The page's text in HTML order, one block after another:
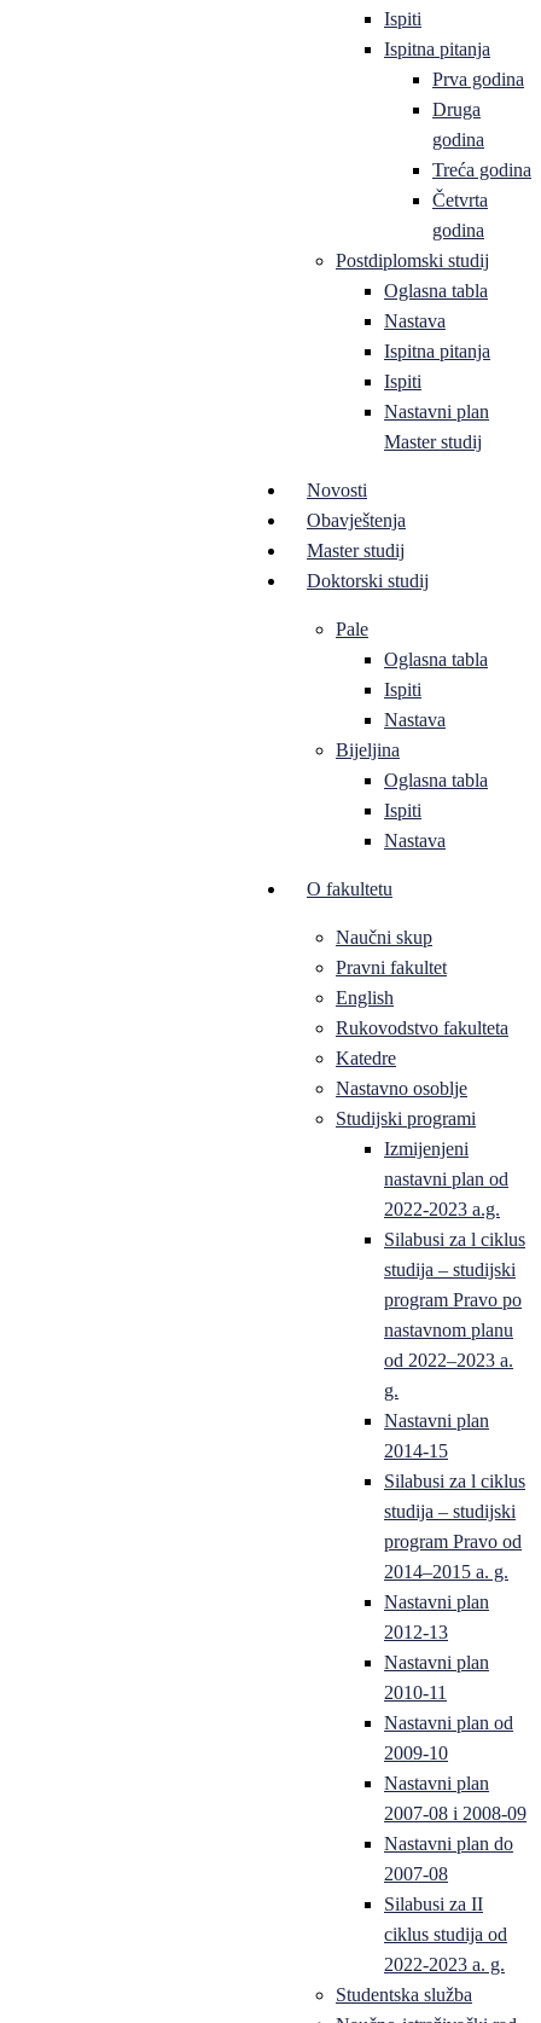
Ispiti
Ispitna pitanja
Prva godina
Druga
godina
Treća godina
Četvrta
godina
Postdiplomski studij
Oglasna tabla
Nastava
Ispitna pitanja
Ispiti
Nastavni plan
Master studij
Novosti
Obavještenja
Master studij
Doktorski studij
Pale
Oglasna tabla
Ispiti
Nastava
Bijeljina
Oglasna tabla
Ispiti
Nastava
O fakultetu
Naučni skup
Pravni fakultet
English
Rukovodstvo fakulteta
Katedre
Nastavno osoblje
Studijski programi
Izmijenjeni
nastavni plan od
2022-2023 a.g.
Silabusi za l ciklus
studija – studijski
program Pravo po
nastavnom planu
od 2022–2023 a.
g.
Nastavni plan
2014-15
Silabusi za l ciklus
studija – studijski
program Pravo od
2014–2015 a. g.
Nastavni plan
2012-13
Nastavni plan
2010-11
Nastavni plan od
2009-10
Nastavni plan
2007-08 i 2008-09
Nastavni plan do
2007-08
Silabusi za II
ciklus studija od
2022-2023 a. g.
Studentska služba